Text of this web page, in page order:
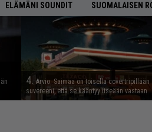
ELÄMÄNI SOUNDIT SUOMALAISEN
4. Arvio: Saimaa on toisella covertripillään
suvereeni, että se kääntyy itseään vastaan